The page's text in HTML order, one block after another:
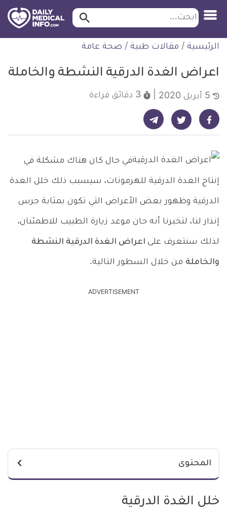
التخطي
للمحتوى
ابحث ابحث…
الرئيسية / مقالات طبية / صحة عامة
اعراض الغدة الدرقية النشطة والخاملة
3 دقائق قراءة
شارك على فيسبوك - ديلي ميديكال انفو شارك على تويتر - ديلي ميديكال انفو شارك على تيليجرام - ديلي ميديكال انفو
في حال كان هناك مشكلة في
إنتاج الغدة الدرقية للهرمونات، سيسبب ذلك خلل الغدة
الدرقية وظهور بعض الأعراض التي تكون بمثابة جرس
إنذار لنا، لتخبرنا أنه حان موعد زيارة الطبيب للاطمئنان،
لذلك سنتعرف على اعراض الغدة الدرقية النشطة
والخاملة من خلال السطور التالية.
ADVERTISEMENT
المحتوى
خلل الغدة الدرقية